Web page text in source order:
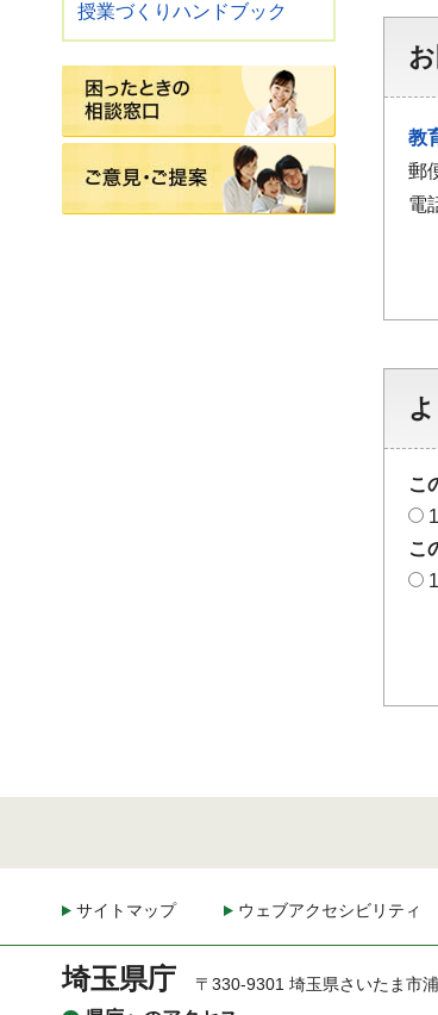
授業づくりハンドブック
困ったときの相談窓口
教
郵
電
こ
こ
サイトマップ ウェブアクセシビリティ
埼玉県庁 〒330-9301 埼玉県さいたま市